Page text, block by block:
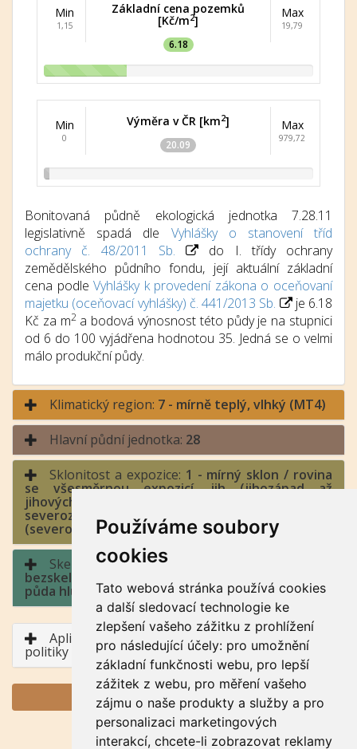
Používáme soubory
cookies
Tato webová stránka používá cookies
a další sledovací technologie ke
zlepšení vašeho zážitku z prohlížení
pro následující účely: pro umožnění
základní funkčnosti webu, pro lepší
zážitek z webu, pro měření vašeho
zájmu o naše produkty a služby a pro
personalizaci marketingových
interakcí, chcete-li zobrazovat reklamy
Min
1,15
Základní cena pozemků
[Kč/m2]
6.18
Max
19,79
Min
0
Výměra v ČR [km2]
20.09
Max
979,72
Bonitovaná půdně ekologická jednotka 7.28.11
legislativně spadá dle Vyhlášky o stanovení tříd
ochrany č. 48/2011 Sb.
do I. třídy ochrany
zemědělského půdního fondu, její aktuální základní
cena podleVyhlášky k provedení zákona o oceňovaní
majetku (oceňovací vyhlášky) č. 441/2013 Sb.
je 6.18
Kč za m2a bodová výnosnost této půdy je na stupnici
od 6 do 100 vyjádřena hodnotou 35. Jedná se o velmi
málo produkční půdy.
Klimatický region: 7 - mírně teplý, vlhký (MT4)
Hlavní půdní jednotka: 28
Sklonitost a expozice: 1 - mírný sklon / rovina
se všesměrnou expozicí, jih (jihozápad až
jihovýchod), východ a západ (jihozápad až
severozápad, jihovýchod až severovýchod), sever
(severozápad až severovýchod)
Skeletovitost a hloubka půdy:
bezskeletovitá, s příměsí, slabě skeletovitá /
půda hluboká, půda středně hluboká
Aplikace BPEJ v rámci Společné zemědělské
politiky
GENERUJ PDF